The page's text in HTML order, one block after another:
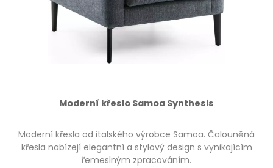
Moderní křeslo Samoa Synthesis
Moderní křesla od italského výrobce Samoa. Čalouněná
křesla nabízejí elegantní a stylový design s vynikajícím
řemeslným zpracováním.